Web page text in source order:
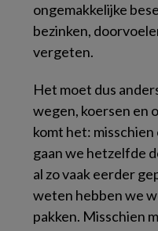
ongemakkelijke
bezinken,
vergeten.
Het moet dus
wegen, koersen en
komt het:
gaan we hetzelfde
al zo vaak eerder
weten hebben we
pakken. Misschien